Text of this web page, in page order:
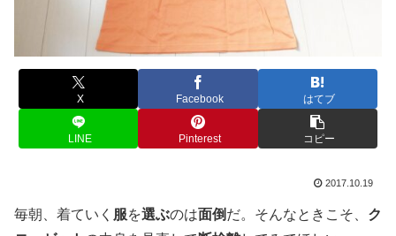
X Facebook はてブ
LINE Pinterest コピー
2017.10.19
毎朝、着ていく 服を選ぶのは面倒だ。そんなときこそ、 ク